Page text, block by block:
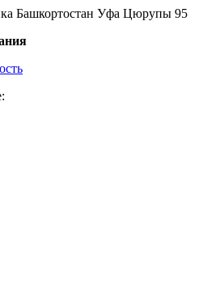
Башкортостан Уфа Цюрупы 95